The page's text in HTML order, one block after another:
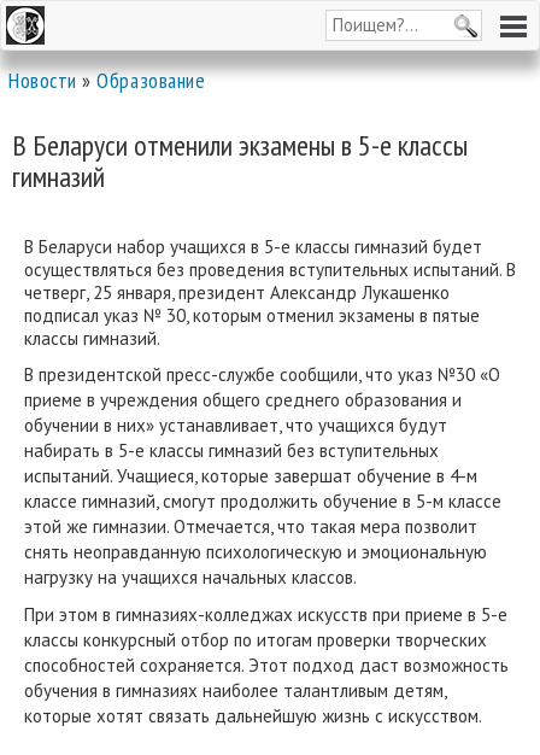
Новости»Образование
В Беларуси отменили экзамены в 5-е классы
гимназий
В Беларуси набор учащихся в 5-е классы гимназий будет
осуществляться без проведения вступительных испытаний. В
четверг, 25 января, президент Александр Лукашенко
подписал указ № 30, которым отменил экзамены в пятые
классы гимназий.
В президентской пресс-службе сообщили, что указ №30 «О
приеме в учреждения общего среднего образования и
обучении в них» устанавливает, что учащихся будут
набирать в 5-е классы гимназий без вступительных
испытаний. Учащиеся, которые завершат обучение в 4-м
классе гимназий, смогут продолжить обучение в 5-м классе
этой же гимназии. Отмечается, что такая мера позволит
снять неоправданную психологическую и эмоциональную
нагрузку на учащихся начальных классов.
При этом в гимназиях-колледжах искусств при приеме в 5-е
классы конкурсный отбор по итогам проверки творческих
способностей сохраняется. Этот подход даст возможность
обучения в гимназиях наиболее талантливым детям,
которые хотят связать дальнейшую жизнь с искусством.